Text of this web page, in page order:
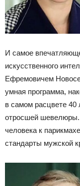
И самое
искусственного
Ефремовичем
умная программа,
в самом расцвете 40
отросшей шевелюры.
человека к
стандарты мужской